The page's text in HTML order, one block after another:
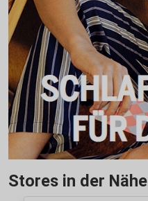
Stores in der Nähe